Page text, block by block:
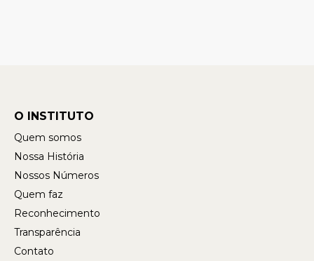
O INSTITUTO
Quem somos
Nossa História
Nossos Números
Quem faz
Reconhecimento
Transparência
Contato